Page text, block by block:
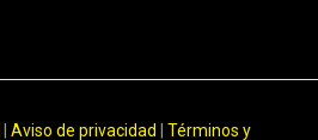
| Aviso de privacidad | Términos y